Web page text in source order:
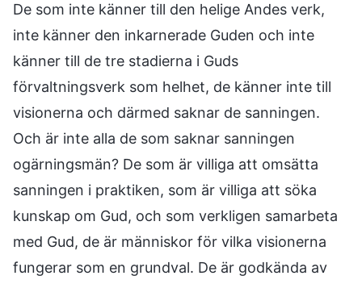
De som inte känner till den helige Andes verk,
inte känner den inkarnerade Guden och inte
känner till de tre stadierna i Guds
förvaltningsverk som helhet, de känner inte till
visionerna och därmed saknar de sanningen.
Och är inte alla de som saknar sanningen
ogärningsmän? De som är villiga att omsätta
sanningen i praktiken, som är villiga att söka
kunskap om Gud, och som verkligen samarbeta
med Gud, de är människor för vilka visionerna
fungerar som en grundval. De är godkända av